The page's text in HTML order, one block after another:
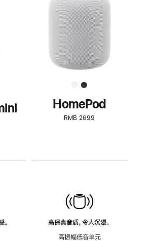
。
了
解
HomePod<
HomePod
RMB 2699
高保真音质，令人沉浸。
高振幅低音单元